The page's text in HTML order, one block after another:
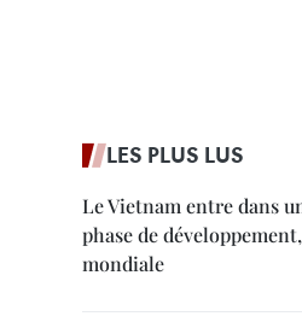
LES PLUS LUS
Le Vietnam entre dans
phase de
mondiale